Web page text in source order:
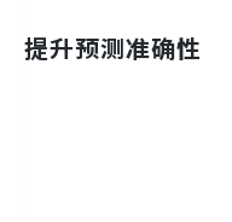
提升预测准确性